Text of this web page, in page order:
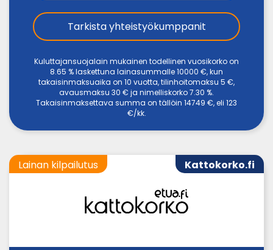
Tarkista yhteistyökumppanit
Kuluttajansuojalain mukainen todellinen vuosikorko on
8.65 % laskettuna lainasummalle 10000 €, kun
takaisinmaksuaika on 10 vuotta, tilinhoitomaksu 5 €,
avausmaksu 30 € ja nimelliskorko 7.30 %.
Takaisinmaksettava summa on tällöin 14749 €, eli 123
€/kk.
Kattokorko.fi
Lainan kilpailutus